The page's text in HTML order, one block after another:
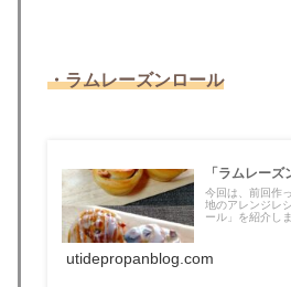
・ラムレーズンロール
「ラムレーズ
今回は、前回作
地のアレンジレ
ール」を紹介し
utidepropanblog.com